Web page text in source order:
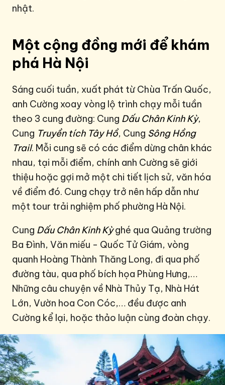
nhật.
Một cộng đồng mới để khám
phá Hà Nội
Sáng cuối tuần, xuất phát từ Chùa Trấn Quốc,
anh Cường xoay vòng lộ trình chạy mỗi tuần
theo 3 cung đường: Cung Dấu Chân Kinh Kỳ,
Cung Truyền tích Tây Hồ, Cung Sông Hồng
Trail. Mỗi cung sẽ có các điểm dừng chân khác
nhau, tại mỗi điểm, chính anh Cường sẽ giới
thiệu hoặc gợi mở một chi tiết lịch sử, văn hóa
về điểm đó. Cung chạy trở nên hấp dẫn như
một tour trải nghiệm phố phường Hà Nội.
Cung Dấu Chân Kinh Kỳghé qua Quảng trường
Ba Đình, Văn miếu - Quốc Tử Giám, vòng
quanh Hoàng Thành Thăng Long, đi qua phố
đường tàu, qua phố bích họa Phùng Hưng,…
Những câu chuyện về Nhà Thủy Tạ, Nhà Hát
Lớn, Vườn hoa Con Cóc,… đều được anh
Cường kể lại, hoặc thảo luận cùng đoàn chạy.